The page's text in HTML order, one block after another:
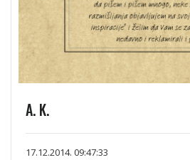
A. K.
17.12.2014. 09:47:33